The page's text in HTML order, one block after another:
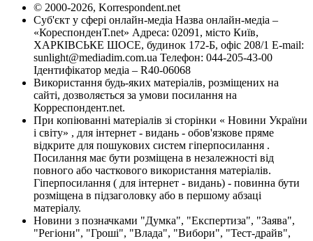
© 2000-2026, Korrespondent.net
Суб'єкт у сфері онлайн-медіа Назва онлайн-медіа –
«КореспонденТ.net» Адреса: 02091, місто Київ,
ХАРКІВСЬКЕ ШОСЕ, будинок 172-Б, офіс 208/1 E-mail:
sunlight@mediadim.com.ua Телефон: 044-205-43-00
Ідентифікатор медіа – R40-06068
Використання будь-яких матеріалів, розміщених на
сайті, дозволяється за умови посилання на
Корреспондент.net.
При копіюванні матеріалів зі сторінки « Новини України
і світу» , для інтернет - видань - обов'язкове пряме
відкрите для пошукових систем гіперпосилання .
Посилання має бути розміщена в незалежності від
повного або часткового використання матеріалів.
Гіперпосилання ( для інтернет - видань) - повинна бути
розміщена в підзаголовку або в першому абзаці
матеріалу.
Новини з позначками "Думка", "Експертиза", "Заява",
"Регіони", "Гроші", "Влада", "Вибори", "Тест-драйв",